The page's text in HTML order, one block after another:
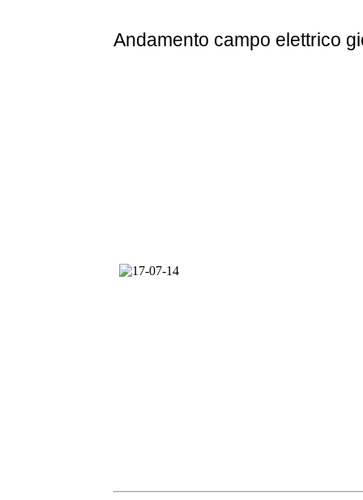
Andamento campo elettrico